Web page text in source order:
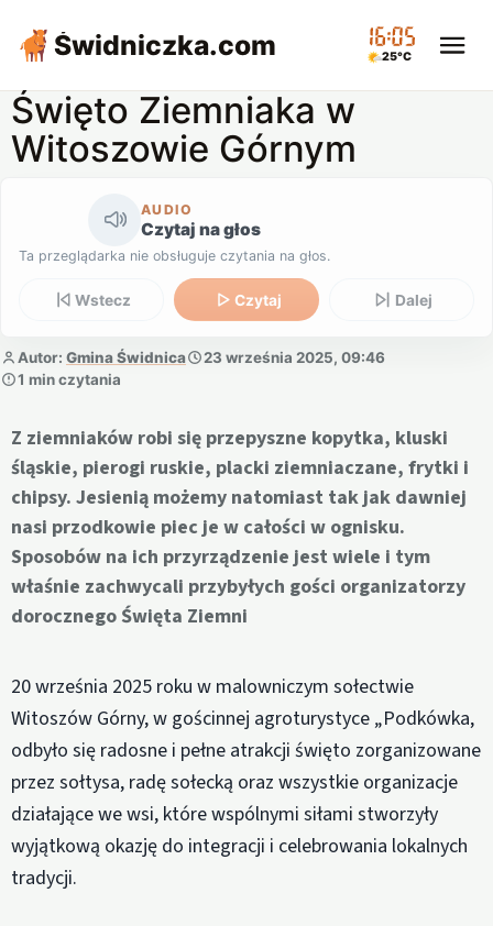
Świdniczka.com 16:05
25°C
Święto Ziemniaka w
Witoszowie Górnym
AUDIO
Czytaj na głos
Ta przeglądarka nie obsługuje czytania na głos.
Wstecz Czytaj Dalej
Autor: Gmina Świdnica
23 września 2025, 09:46
1 min czytania
Z ziemniaków robi się przepyszne kopytka, kluski
śląskie, pierogi ruskie, placki ziemniaczane, frytki i
chipsy. Jesienią możemy natomiast tak jak dawniej
nasi przodkowie piec je w całości w ognisku.
Sposobów na ich przyrządzenie jest wiele i tym
właśnie zachwycali przybyłych gości organizatorzy
dorocznego Święta Ziemni
20 września 2025 roku w malowniczym sołectwie
Witoszów Górny, w gościnnej agroturystyce „Podkówka,
odbyło się radosne i pełne atrakcji święto zorganizowane
przez sołtysa, radę sołecką oraz wszystkie organizacje
działające we wsi, które wspólnymi siłami stworzyły
wyjątkową okazję do integracji i celebrowania lokalnych
tradycji.